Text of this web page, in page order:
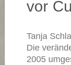
vor
Tanja
Die
2005